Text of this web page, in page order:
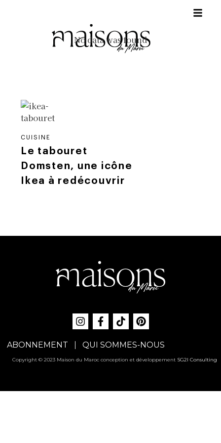
No data was found
CUISINE
Le tabouret
Domsten, une icône
Ikea à redécouvrir
ABONNEMENT QUI SOMMES-NOUS
Copyright © 2023 Maison du Maroc conception et développement SG2I Consulting